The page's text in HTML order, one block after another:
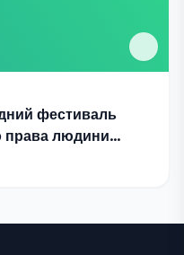
фестиваль
права людини